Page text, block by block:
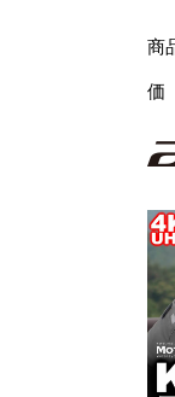
商
価